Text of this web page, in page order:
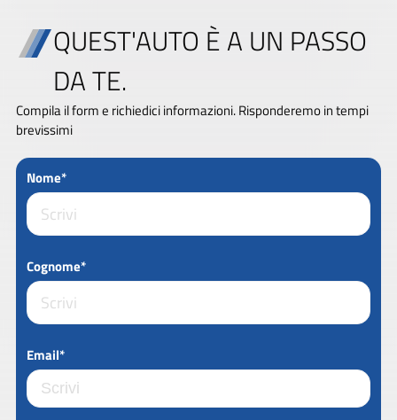
QUEST'AUTO È A UN PASSO
DA TE.
Compila il form e richiedici informazioni. Risponderemo in tempi
brevissimi
Nome*
Cognome*
Email*